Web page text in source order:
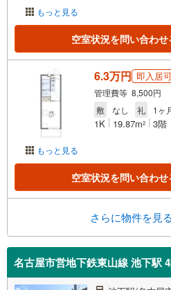
もっと見る
空室状況を問い合わせ
もっと見る
6.3万円 即入居
管理費等 8,500円
敷
なし 礼 1ヶ
1K 19.87m2 3階
空室状況を問い合わせ
さらに物件を見
名古屋市営地下鉄東山線 池下駅